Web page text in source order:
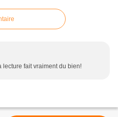
lecture fait vraiment du bien!